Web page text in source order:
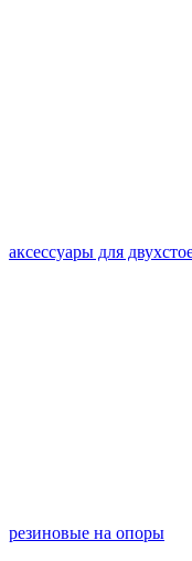
аксессуары для
резиновые на опоры